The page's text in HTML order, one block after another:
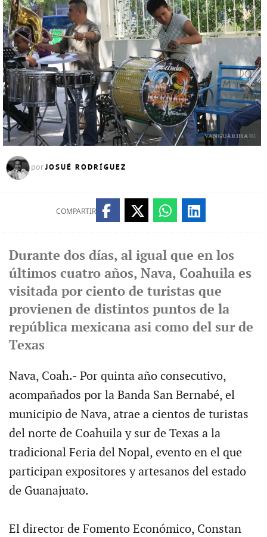
porJOSUÉ RODRÍGUEZ
COMPARTIR
Durante dos días, al igual que en los
últimos cuatro años, Nava, Coahuila es
visitada por ciento de turistas que
provienen de distintos puntos de la
república mexicana asi como del sur de
Texas
Nava, Coah.- Por quinta año consecutivo,
acompañados por la Banda San Bernabé, el
municipio de Nava, atrae a cientos de turistas
del norte de Coahuila y sur de Texas a la
tradicional Feria del Nopal, evento en el que
participan expositores y artesanos del estado
de Guanajuato.
El director de Fomento Económico, Constan